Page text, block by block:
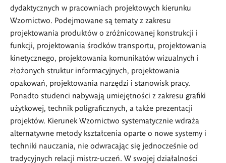
dydaktycznych w pracowniach projektowych kierunku
Wzornictwo. Podejmowane są tematy z zakresu
projektowania produktów o zróżnicowanej konstrukcji i
funkcji, projektowania środków transportu, projektowania
kinetycznego, projektowania komunikatów wizualnych i
złożonych struktur informacyjnych, projektowania
opakowań, projektowania narzędzi i stanowisk pracy.
Ponadto studenci nabywają umiejętności z zakresu grafiki
użytkowej, technik poligraficznych, a także prezentacji
projektów. Kierunek Wzornictwo systematycznie wdraża
alternatywne metody kształcenia oparte o nowe systemy i
techniki nauczania, nie odwracając się jednocześnie od
tradycyjnych relacji mistrz-uczeń. W swojej działalności